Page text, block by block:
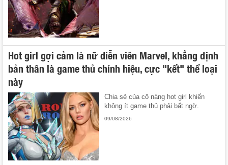
Hot girl gợi cảm là nữ diễn viên Marvel, khẳng định
bản thân là game thủ chính hiệu, cực "kết" thể loại
này
Chia sẻ của cô nàng hot girl khiến
không ít game thủ phải bất ngờ.
09/08/2026